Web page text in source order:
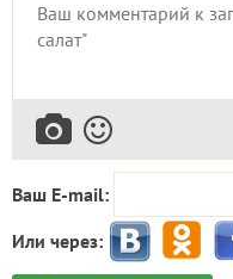
Ваш E-mail:
Или через: